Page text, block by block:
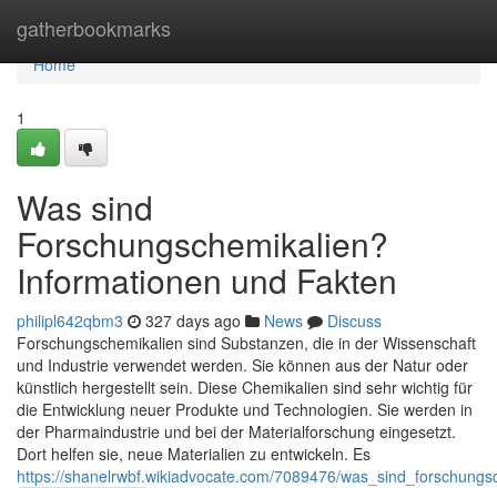
gatherbookmarks
Home
Home
1
Was sind
Forschungschemikalien?
Informationen und Fakten
philipl642qbm3 327 days ago News
Discuss
Forschungschemikalien sind Substanzen, die in der Wissenschaft
und Industrie verwendet werden. Sie können aus der Natur oder
künstlich hergestellt sein. Diese Chemikalien sind sehr wichtig für
die Entwicklung neuer Produkte und Technologien. Sie werden in
der Pharmaindustrie und bei der Materialforschung eingesetzt.
Dort helfen sie, neue Materialien zu entwickeln. Es
https://shanelrwbf.wikiadvocate.com/7089476/